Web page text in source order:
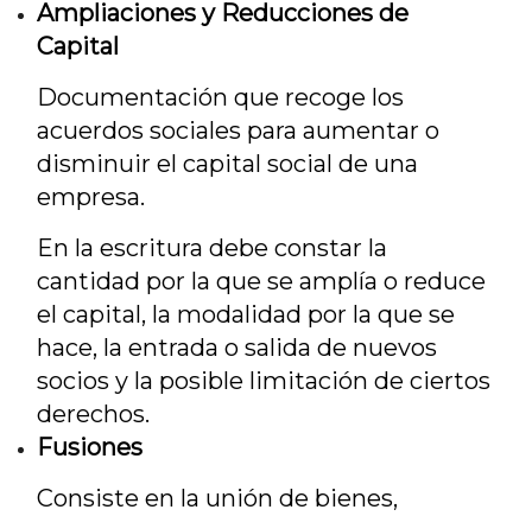
Ampliaciones y Reducciones de
Capital
Documentación que recoge los
acuerdos sociales para aumentar o
disminuir el capital social de una
empresa.
En la escritura debe constar la
cantidad por la que se amplía o reduce
el capital, la modalidad por la que se
hace, la entrada o salida de nuevos
socios y la posible limitación de ciertos
derechos.
Fusiones
Consiste en la unión de bienes,